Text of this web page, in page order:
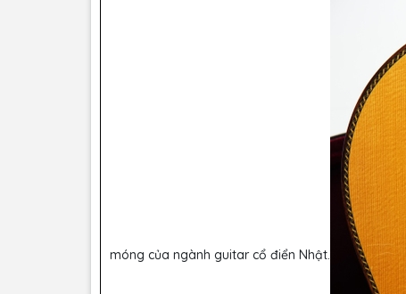
móng của ngành guitar cổ điển Nhật.